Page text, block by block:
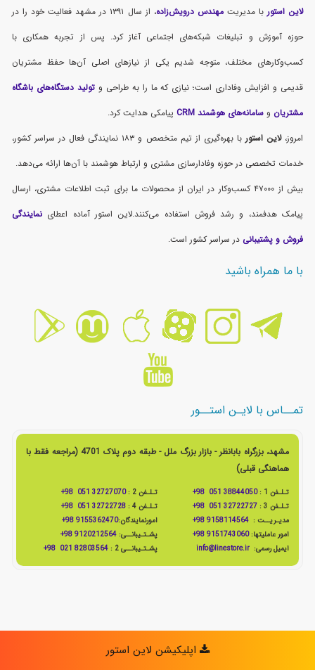
لاین استور با مدیریتمهندس درویش‌زاده
، از سال ۱۳۹۱ در مشهد فعالیت خود را در
حوزه آموزش و تبلیغات شبکه‌های اجتماعی آغاز کرد. پس از تجربه همکاری با
کسب‌وکارهای مختلف، متوجه شدیم یکی از نیازهای اصلی آن‌ها حفظ مشتریان
قدیمی و افزایش وفاداری است؛ نیازی که ما را به طراحی وتولید دستگاه‌های باشگاه
مشتریان وسامانه‌های هوشمند CRM
پیامکی هدایت کرد.
امروز،لاین استور
با بهره‌گیری از تیم متخصص و ۱۸۳ نمایندگی فعال در سراسر کشور،
خدمات تخصصی در حوزه وفادارسازی مشتری و ارتباط هوشمند با آن‌ها ارائه می‌دهد.
بیش از ۴۷۰۰۰ کسب‌وکار در ایران از محصولات ما برای ثبت اطلاعات مشتری، ارسال
پیامک هدفمند، و رشد فروش استفاده می‌کنند.لاین استور آماده اعطای نمایندگی
فروش و پشتیبانی در سراسر کشور است.
با ما همراه باشید
تمــاس با لایـن استــور
مشهد، بزرگراه بابانظر - بازار بزرگ ملل - طبقه دوم پلاک 4701 (مراجعه فقط با
هماهنگی قبلی)
تـلـفن 1 : 38844050 051 98+ تـلـفن 2 :
32727070 051 98+
تـلـفن 3 :
32722727 051 98+ تـلـفن 4 :
32722728 051 98+
مدیـریــت :9158114564 98+ امورنمایندگان:9155362470 98+
امور عاملیتها:9151743060 98+ پشـتـیبانــی: 9120212564 98+
ایمیل رسمی: info@linestore.ir پشـتـیبانــی 2 : 82803564 021 98+
اپلیکیشن لاین استور